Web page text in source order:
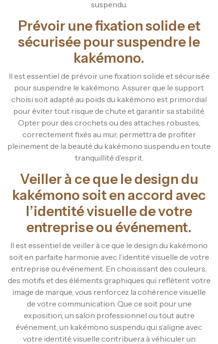
suspendu.
Prévoir une fixation solide et
sécurisée pour suspendre le
kakémono.
Il est essentiel de prévoir une fixation solide et sécurisée
pour suspendre le kakémono. Assurer que le support
choisi soit adapté au poids du kakémono est primordial
pour éviter tout risque de chute et garantir sa stabilité.
Opter pour des crochets ou des attaches robustes,
correctement fixés au mur, permettra de profiter
pleinement de la beauté du kakémono suspendu en toute
tranquillité d’esprit.
Veiller à ce que le design du
kakémono soit en accord avec
l’identité visuelle de votre
entreprise ou événement.
Il est essentiel de veiller à ce que le design du kakémono
soit en parfaite harmonie avec l’identité visuelle de votre
entreprise ou événement. En choisissant des couleurs,
des motifs et des éléments graphiques qui reflètent votre
image de marque, vous renforcez la cohérence visuelle
de votre communication. Que ce soit pour une
exposition, un salon professionnel ou tout autre
événement, un kakémono suspendu qui s’aligne avec
votre identité visuelle contribuera à véhiculer un